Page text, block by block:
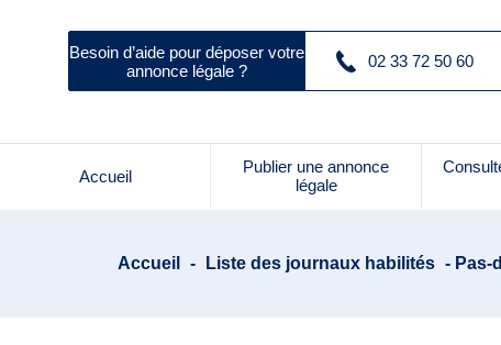
Besoin d’aide pour déposer votre
annonce légale ?
02 33 72 50 60
Accueil
Publier une annonce
légale
Accueil - Liste des journaux habilités - Pas-